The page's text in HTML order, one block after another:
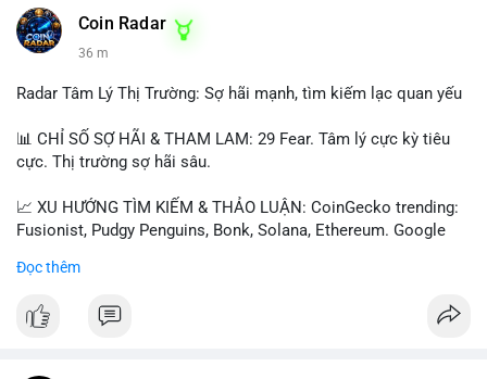
#vlikevn #titanbot
Coin Radar
36 m
Radar Tâm Lý Thị Trường: Sợ hãi mạnh, tìm kiếm lạc quan yếu
📊 CHỈ SỐ SỢ HÃI & THAM LAM: 29 Fear. Tâm lý cực kỳ tiêu
cực. Thị trường sợ hãi sâu.
📈 XU HƯỚNG TÌM KIẾM & THẢO LUẬN: CoinGecko trending:
Fusionist, Pudgy Penguins, Bonk, Solana, Ethereum. Google
tiêu, vũ khí hạt nhân, đội tuyển Brasil, cúp U20 Châu Á.
UFC 310, Premier League, Champions League, NCAA Football,
Đọc thêm